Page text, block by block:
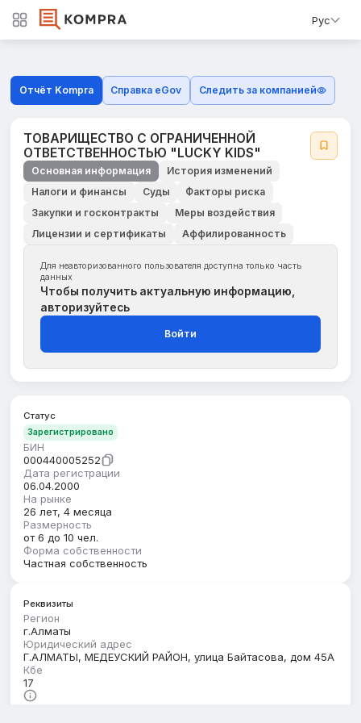
Рус
Отчёт Kompra Справка eGov Следить за компанией
ТОВАРИЩЕСТВО С ОГРАНИЧЕННОЙ
ОТВЕТСТВЕННОСТЬЮ "LUCKY KIDS"
Основная информация
История изменений
Налоги и финансы
Суды
Факторы риска
Закупки и госконтракты
Меры воздействия
Лицензии и сертификаты
Аффилированность
Для неавторизованного пользователя доступна только часть
данных
Чтобы получить актуальную информацию,
авторизуйтесь
Войти
Статус
Зарегистрировано
БИН
000440005252
Дата регистрации
06.04.2000
На рынке
26 лет, 4 месяца
Размерность
от 6 до 10 чел.
Форма собственности
Частная собственность
Реквизиты
Регион
г.Алматы
Юридический адрес
Г.АЛМАТЫ, МЕДЕУСКИЙ РАЙОН, улица Байтасова, дом 45А
Кбе
17